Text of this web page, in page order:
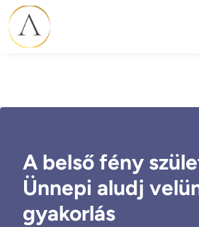
A belső fény
Ünnepi aludj
gyakorlás